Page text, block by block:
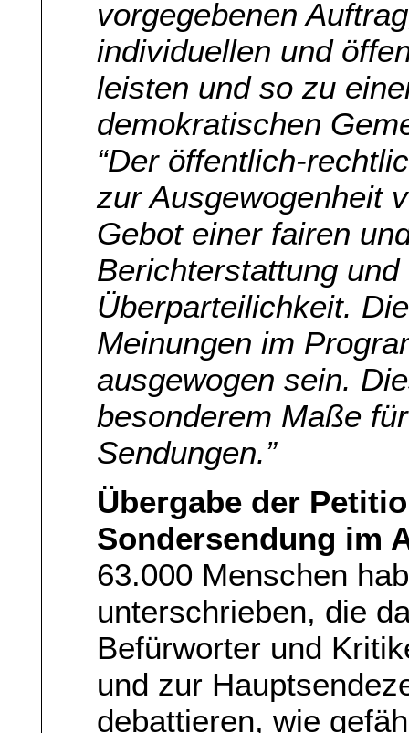
vorgegebenen
individuellen und
leisten und so zu
demokratischen
“Der öffentlich-
zur Ausgewogenheit
Gebot einer fairen
Berichterstattung
Überparteilichkeit.
Meinungen im
ausgewogen sein.
besonderem Maße
Sendungen.”
Übergabe der
Sondersendung im
63.000 Menschen
unterschrieben, die
Befürworter und
und zur
debattieren, wie